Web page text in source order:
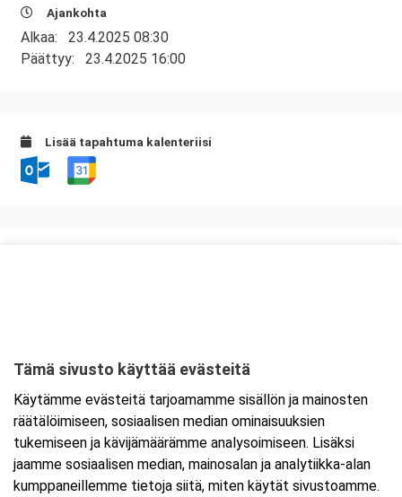
Ajankohta
Alkaa: 23.4.2025 08:30
Päättyy: 23.4.2025 16:00
Lisää tapahtuma kalenteriisi
Tarkempi kartta ja ajo-ohjeet
Tämä sivusto käyttää evästeitä
Käytämme evästeitä tarjoamamme sisällön ja mainosten
räätälöimiseen, sosiaalisen median ominaisuuksien
tukemiseen ja kävijämäärämme analysoimiseen. Lisäksi
jaamme sosiaalisen median, mainosalan ja analytiikka-alan
kumppaneillemme tietoja siitä, miten käytät sivustoamme.